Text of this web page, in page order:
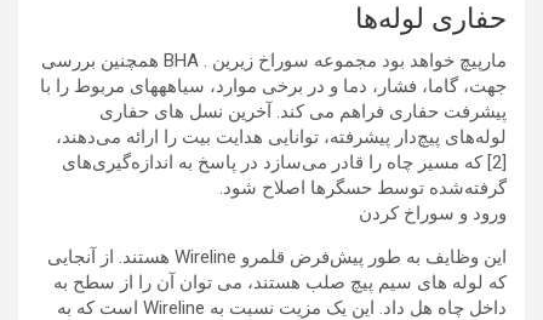
حفاری لوله‌ها
مارپیچ خواهد بود مجموعه سوراخ زیرین . BHA همچنین بررسی
جهت، گاما، فشار، دما و در برخی موارد، سیاهههای مربوط را با
پیشرفت حفاری فراهم می کند. آخرین نسل های حفاری
لوله‌های پیچ‌دار پیشرفته، توانایی هدایت بیت را ارائه می‌دهند،
[2] که مسیر چاه را قادر می‌سازد در پاسخ به اندازه‌گیری‌های
گرفته‌شده توسط حسگرها اصلاح شود.
ورود و سوراخ کردن
این وظایف به طور پیش‌فرض قلمرو Wireline هستند. از آنجایی
که لوله های سیم پیچ صلب هستند، می توان آن را از سطح به
داخل چاه هل داد. این یک مزیت نسبت به Wireline است که به